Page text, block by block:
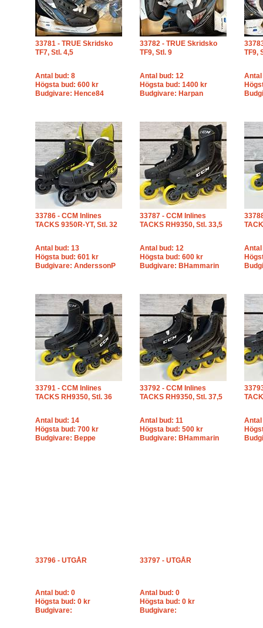
33781 - TRUE Skridsko
TF7, Stl. 4,5
Antal bud: 8
Högsta bud: 600 kr
Budgivare: Hence84
33782 - TRUE Skridsko
TF9, Stl. 9
Antal bud: 12
Högsta bud: 1400 kr
Budgivare: Harpan
TF9,
Antal
33786 - CCM Inlines
TACKS 9350R-YT, Stl. 32
Antal bud: 13
Högsta bud: 601 kr
Budgivare: AnderssonP
33787 - CCM Inlines
TACKS RH9350, Stl. 33,5
Antal bud: 12
Högsta bud: 600 kr
Budgivare: BHammarin
Antal
33791 - CCM Inlines
TACKS RH9350, Stl. 36
Antal bud: 14
Högsta bud: 700 kr
Budgivare: Beppe
33792 - CCM Inlines
TACKS RH9350, Stl. 37,5
Antal bud: 11
Högsta bud: 500 kr
Budgivare: BHammarin
Antal
33796 - UTGÅR
Antal bud: 0
Högsta bud: 0 kr
Budgivare:
33797 - UTGÅR
Antal bud: 0
Högsta bud: 0 kr
Budgivare: